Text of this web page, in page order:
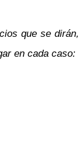
que se dirán,
en cada caso: